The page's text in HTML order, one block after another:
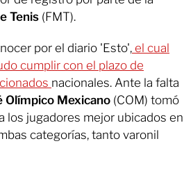
Tenis (FMT).
por el diario 'Esto', el cual
cumplir con el plazo de
nacionales. Ante la falta
Olímpico Mexicano (COM) tomó
los jugadores mejor ubicados en
categorías, tanto varonil